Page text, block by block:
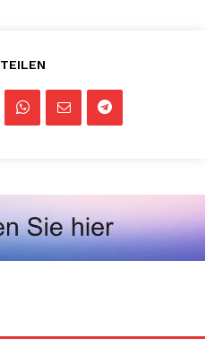
TEILEN